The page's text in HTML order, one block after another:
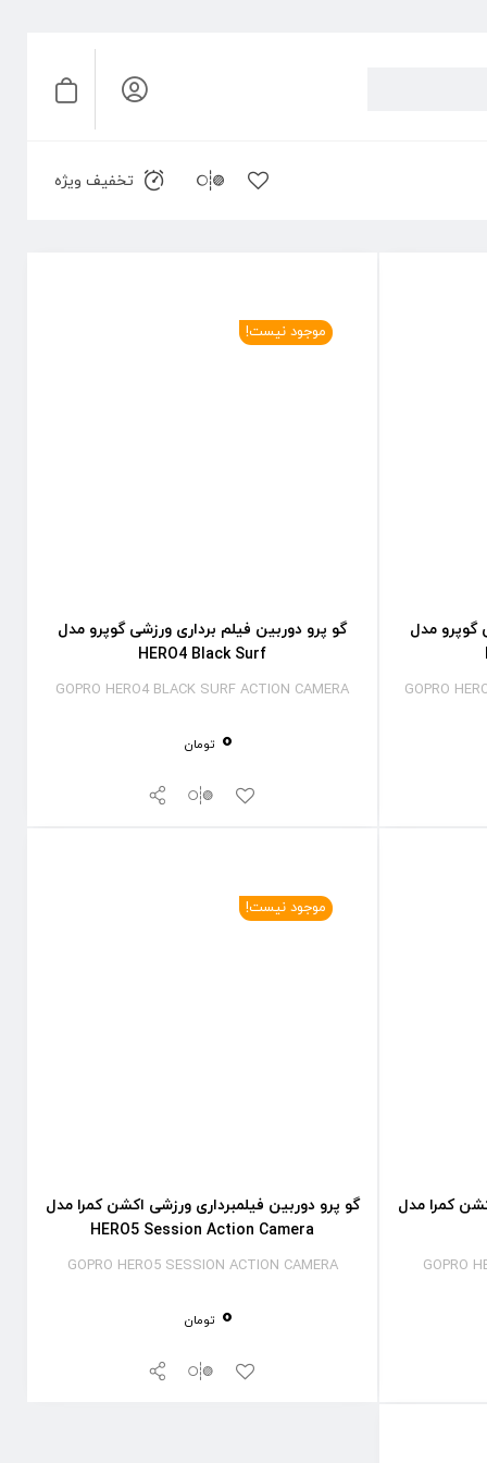
تخفیف ویژه
گوپرو مدل
GOPRO
موجود نیست!
گو پرو دوربین فیلم برداری ورزشی گوپرو مدل
HERO4 Black Surf
GOPRO HERO4 BLACK SURF ACTION CAMERA
0 تومان
کمرا مدل
GOPRO
موجود نیست!
گو پرو دوربین فیلمبرداری ورزشی اکشن کمرا مدل
HERO5 Session Action Camera
GOPRO HERO5 SESSION ACTION CAMERA
0 تومان